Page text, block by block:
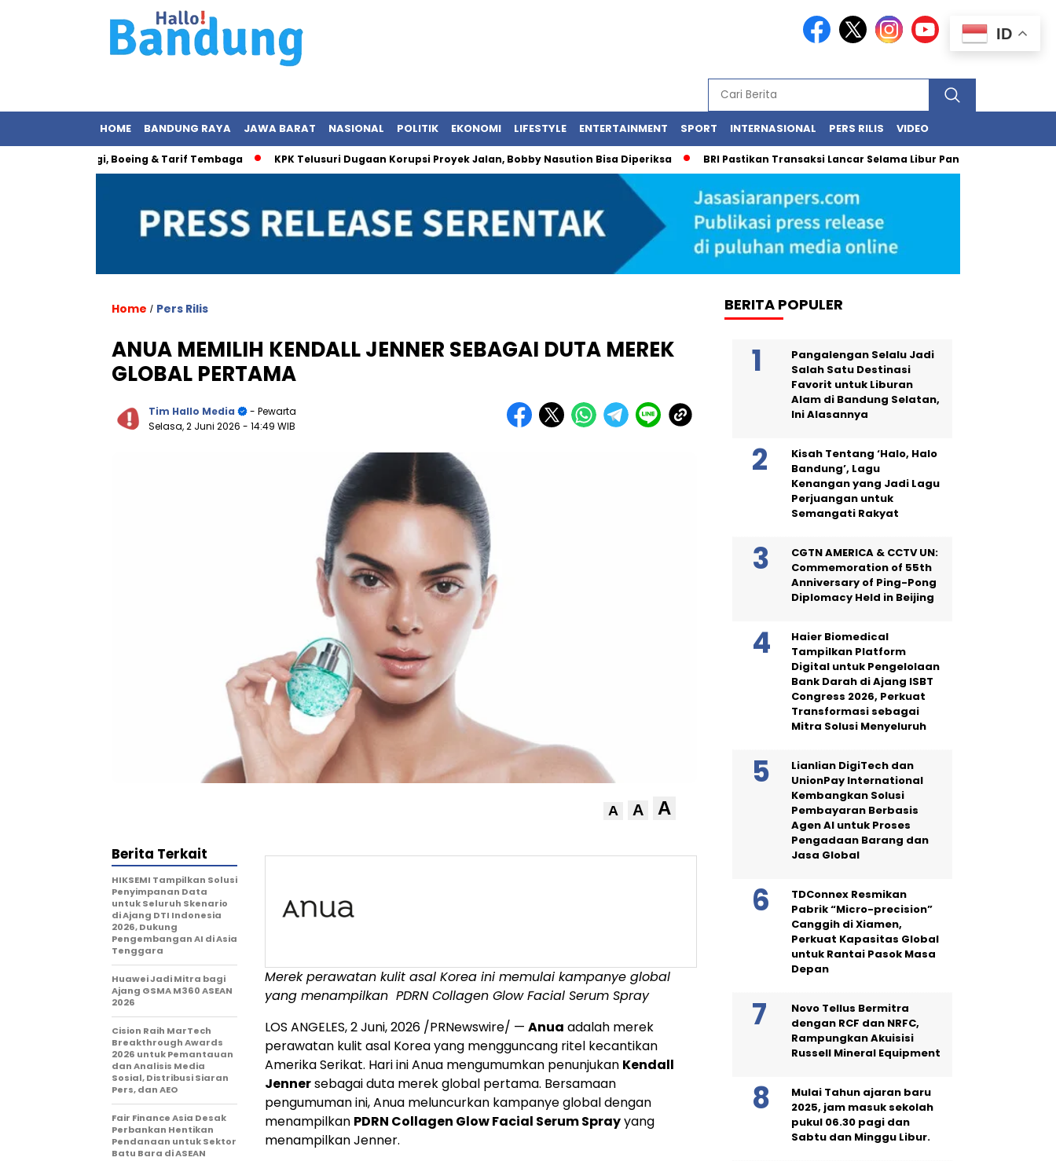
HOME BANDUNG RAYA JAWA BARAT NASIONAL POLITIK EKONOMI LIFESTYLE ENTERTAINMENT SPORT INTERNASIONAL PERS RILIS VIDEO
Energi, Boeing & Tarif Tembaga KPK Telusuri Dugaan Korupsi Proyek Jalan, Bobby Nasution Bisa Diperiksa BRI Pastikan Transaksi Lancar Selama Libur Panjang Lewat BRImo dan
Home / Pers Rilis
ANUA MEMILIH KENDALL JENNER SEBAGAI DUTA MEREK
GLOBAL PERTAMA
Tim Hallo Media
- Pewarta
Selasa, 2 Juni 2026 - 14:49 WIB
A A A
Merek perawatan kulit asal Korea ini memulai kampanye global
yang menampilkan PDRN Collagen Glow Facial Serum Spray
LOS ANGELES,2 Juni, 2026 /PRNewswire/ — Anua adalah merek
perawatan kulit asal Korea yang mengguncang ritel kecantikan
Amerika Serikat. Hari ini Anua mengumumkan penunjukan Kendall
Jennersebagai duta merek global pertama. Bersamaan
pengumuman ini, Anua meluncurkan kampanye global dengan
menampilkan PDRN Collagen Glow Facial Serum Sprayyang
menampilkan Jenner.
Berita Terkait
HIKSEMI Tampilkan Solusi
Penyimpanan Data
untuk Seluruh Skenario
di Ajang DTI Indonesia
2026, Dukung
Pengembangan AI di Asia
Tenggara
Huawei Jadi Mitra bagi
Ajang GSMA M360 ASEAN
2026
Cision Raih MarTech
Breakthrough Awards
2026 untuk Pemantauan
dan Analisis Media
Sosial, Distribusi Siaran
Pers, dan AEO
Fair Finance Asia Desak
Perbankan Hentikan
Pendanaan untuk Sektor
Batu Bara di ASEAN
BERITA POPULER
Pangalengan Selalu Jadi
Salah Satu Destinasi
Favorit untuk Liburan
Alam di Bandung Selatan,
Ini Alasannya
Kisah Tentang ‘Halo, Halo
Bandung’, Lagu
Kenangan yang Jadi Lagu
Perjuangan untuk
Semangati Rakyat
CGTN AMERICA & CCTV UN:
Commemoration of 55th
Anniversary of Ping-Pong
Diplomacy Held in Beijing
Haier Biomedical
Tampilkan Platform
Digital untuk Pengelolaan
Bank Darah di Ajang ISBT
Congress 2026, Perkuat
Transformasi sebagai
Mitra Solusi Menyeluruh
Lianlian DigiTech dan
UnionPay International
Kembangkan Solusi
Pembayaran Berbasis
Agen AI untuk Proses
Pengadaan Barang dan
Jasa Global
TDConnex Resmikan
Pabrik “Micro-precision”
Canggih di Xiamen,
Perkuat Kapasitas Global
untuk Rantai Pasok Masa
Depan
Novo Tellus Bermitra
dengan RCF dan NRFC,
Rampungkan Akuisisi
Russell Mineral Equipment
Mulai Tahun ajaran baru
2025, jam masuk sekolah
pukul 06.30 pagi dan
Sabtu dan Minggu Libur.
ID